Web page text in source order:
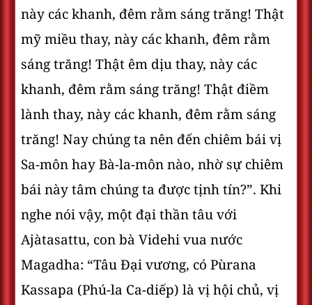
này các khanh, đêm rằm sáng trăng! Thật
mỹ miều thay, này các khanh, đêm rằm
sáng trăng! Thật êm dịu thay, này các
khanh, đêm rằm sáng trăng! Thật điềm
lành thay, này các khanh, đêm rằm sáng
trăng! Nay chúng ta nên đến chiêm bái vị
Sa-môn hay Bà-la-môn nào, nhờ sự chiêm
bái này tâm chúng ta được tịnh tín?”. Khi
nghe nói vậy, một đại thần tâu với
Ajàtasattu, con bà Videhi vua nước
Magadha: “Tâu Ðại vương, có Pùrana
Kassapa (Phú-la Ca-diếp) là vị hội chủ, vị